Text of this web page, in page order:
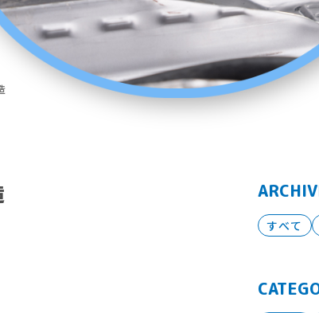
すべて